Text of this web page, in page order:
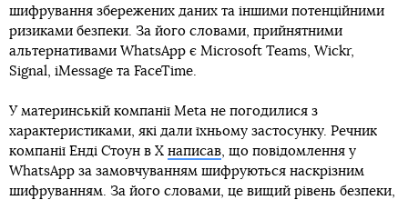
шифрування збережених даних та іншими потенційними
ризиками безпеки. За його словами, прийнятними
альтернативами WhatsApp є Microsoft Teams, Wickr,
Signal, iMessage та FaceTime.
У материнській компанії Meta не погодилися з
характеристиками, які дали їхньому застосунку. Речник
компанії Енді Стоун в X написав, що повідомлення у
WhatsApp за замовчуванням шифруються наскрізним
шифруванням. За його словами, це вищий рівень безпеки,